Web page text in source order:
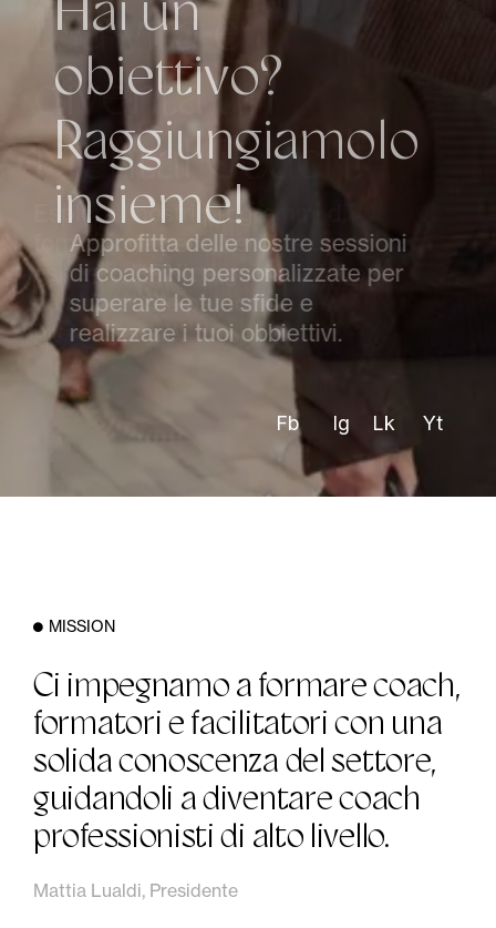
Fb Ig Lk Yt
Hai un
obiettivo?
Raggiungiamolo
nsieme!
Approfitta delle nostre sessioni
di coaching personalizzate per
superare le tue sfide e
realizzare i tuoi obbiettivi.
MISSION
Ci impegnamo a formare coach,
formatori e facilitatori con una
solida conoscenza del settore,
guidandoli a diventare coach
professionisti di alto livello.
Mattia Lualdi, Presidente